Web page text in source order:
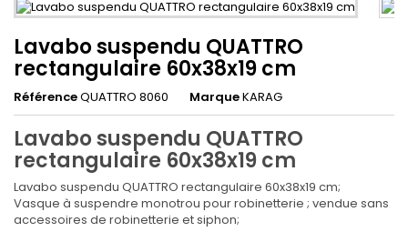
Lavabo suspendu QUATTRO
rectangulaire 60x38x19 cm
RéférenceQUATTRO 8060 MarqueKARAG
Lavabo suspendu QUATTRO
rectangulaire 60x38x19 cm
Lavabo suspendu QUATTRO rectangulaire 60x38x19 cm;
Vasque à suspendre monotrou pour robinetterie ; vendue sans
accessoires de robinetterie et siphon;